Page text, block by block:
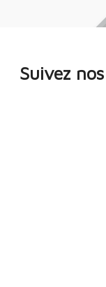
Suivez